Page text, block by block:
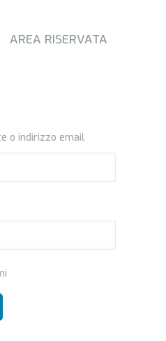
AREA RISERVATA
o indirizzo email